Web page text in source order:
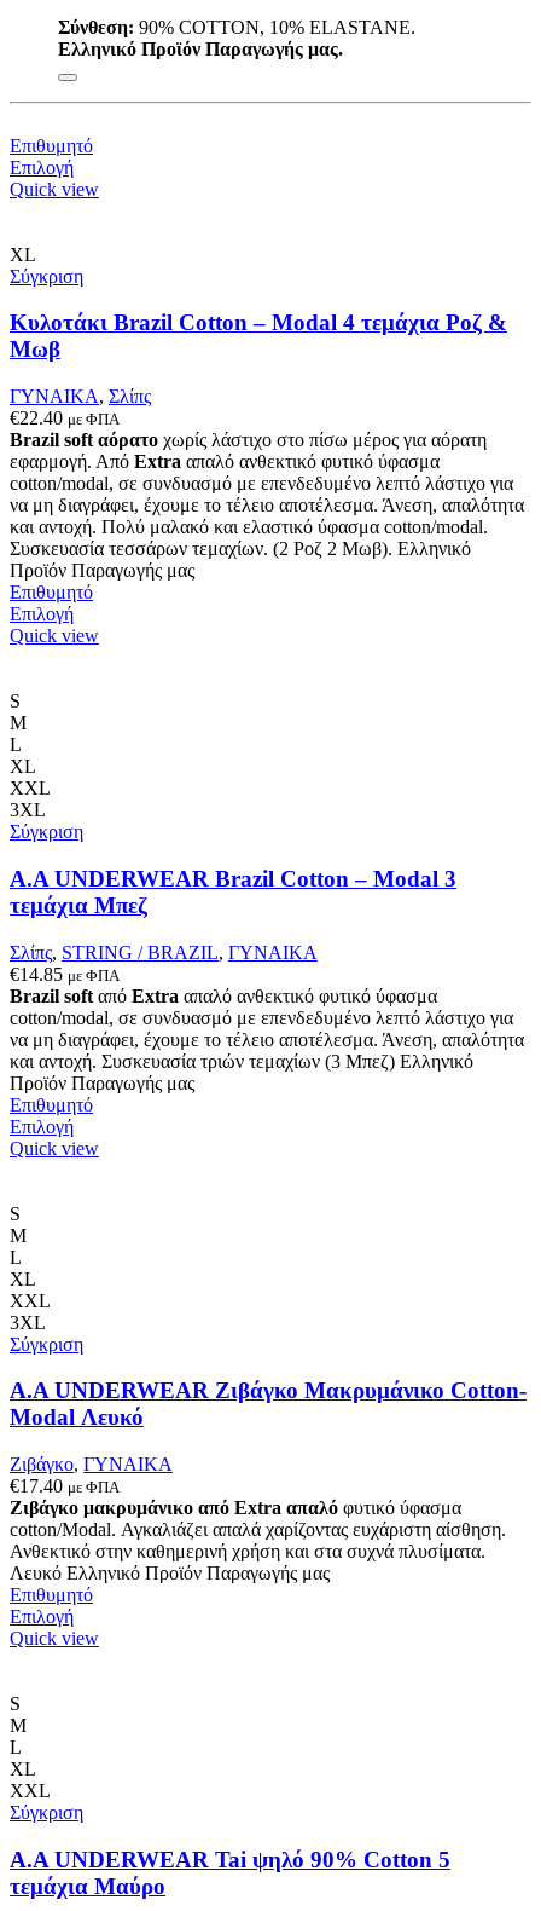
Σύνθεση: 90% COTTON, 10% ELASTANE.
Ελληνικό Προϊόν Παραγωγής μας.
Επιθυμητό
ΕπιλογήΑυτό
το
παραλλαγές.
επιλογές
επιλεγούν
στη
σελίδα
του
προϊόντος
Quick view
XL
Σύγκριση
Κυλοτάκι Brazil Cotton – Modal 4 τεμάχια Ροζ &
Μωβ
ΓΥΝΑΙΚΑ, Σλίπς
€22.40 με ΦΠΑ
Brazil soft αόρατο χωρίς λάστιχο στο πίσω μέρος για αόρατη
εφαρμογή. Από Extra απαλό ανθεκτικό φυτικό ύφασμα
cotton/modal, σε συνδυασμό με επενδεδυμένο λεπτό λάστιχο για
να μη διαγράφει, έχουμε το τέλειο αποτέλεσμα. Άνεση, απαλότητα
και αντοχή. Πολύ μαλακό και ελαστικό ύφασμα cotton/modal.
Συσκευασία τεσσάρων τεμαχίων. (2 Ροζ 2 Μωβ). Ελληνικό
Προϊόν Παραγωγής μας
Επιθυμητό
ΕπιλογήΑυτό
το
επιλεγούν
σελίδα
του
προϊόντος
Quick view
S
M
L
XL
XXL
3XL
Σύγκριση
A.A UNDERWEAR Brazil Cotton – Modal 3
τεμάχια Μπεζ
Σλίπς, STRING / BRAZIL, ΓΥΝΑΙΚΑ
€14.85 με ΦΠΑ
Brazil soft από Extra απαλό ανθεκτικό φυτικό ύφασμα
cotton/modal, σε συνδυασμό με επενδεδυμένο λεπτό λάστιχο για
να μη διαγράφει, έχουμε το τέλειο αποτέλεσμα. Άνεση, απαλότητα
και αντοχή. Συσκευασία τριών τεμαχίων (3 Μπεζ) Ελληνικό
Προϊόν Παραγωγής μας
Επιθυμητό
ΕπιλογήΑυτό
το
επιλεγούν
σελίδα
του
προϊόντος
Quick view
S
M
L
XL
XXL
3XL
Σύγκριση
Α.A UNDERWEAR Ζιβάγκο Μακρυμάνικο Cotton-
Modal Λευκό
Ζιβάγκο, ΓΥΝΑΙΚΑ
€17.40 με ΦΠΑ
Ζιβάγκο μακρυμάνικο από Extra απαλό φυτικό ύφασμα
cotton/Modal. Αγκαλιάζει απαλά χαρίζοντας ευχάριστη αίσθηση.
Ανθεκτικό στην καθημερινή χρήση και στα συχνά πλυσίματα.
Λευκό Ελληνικό Προϊόν Παραγωγής μας
Επιθυμητό
ΕπιλογήΑυτό
το
να
στη
σελίδα
του
Quick view
S
M
L
XL
XXL
Σύγκριση
A.A UNDERWEAR Tai ψηλό 90% Cotton 5
τεμάχια Μαύρο